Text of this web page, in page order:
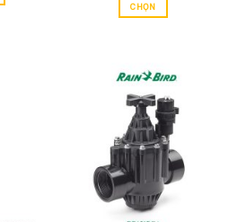
CHỌN
có
nhiều
biến
thể.
Các
tùy
chọn
có
thể